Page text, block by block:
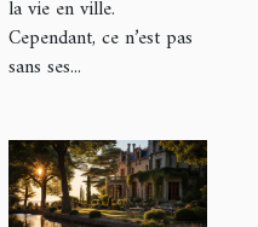
la vie en ville.
Cependant, ce n’est pas
sans ses...